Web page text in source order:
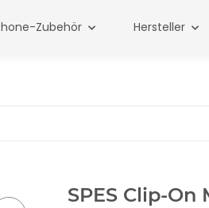
Zubehör Hersteller
SPES Clip-